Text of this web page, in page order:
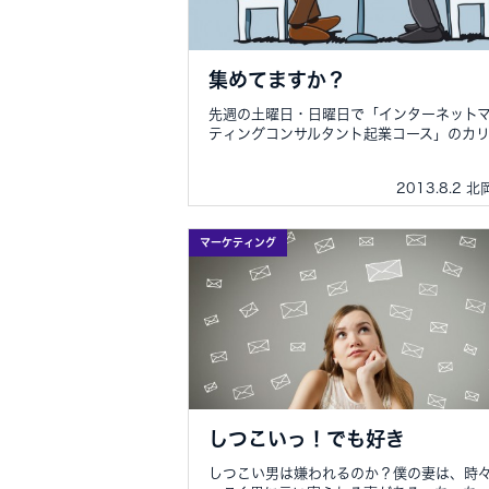
集めてますか？
先週の土曜日・日曜日で「インターネット
ティングコンサルタント起業コース」のカ
2013.8.2 北
マーケティング
しつこいっ！でも好き
しつこい男は嫌われるのか？僕の妻は、時